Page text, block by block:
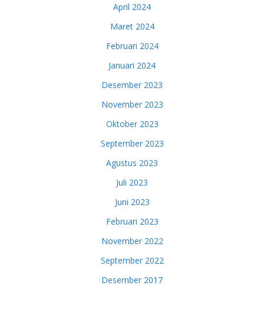
April 2024
Maret 2024
Februari 2024
Januari 2024
Desember 2023
November 2023
Oktober 2023
September 2023
Agustus 2023
Juli 2023
Juni 2023
Februari 2023
November 2022
September 2022
Desember 2017